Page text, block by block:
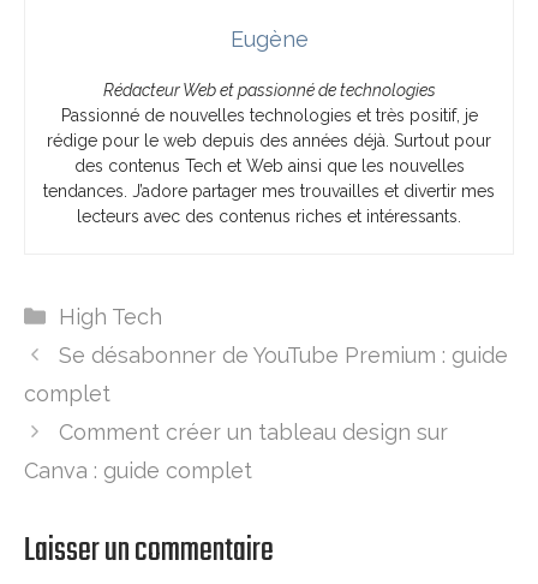
Eugène
Rédacteur Web et passionné de technologies
Passionné de nouvelles technologies et très positif, je
rédige pour le web depuis des années déjà. Surtout pour
des contenus Tech et Web ainsi que les nouvelles
tendances. J’adore partager mes trouvailles et divertir mes
lecteurs avec des contenus riches et intéressants.
Catégories
High Tech
Se désabonner de YouTube Premium : guide
complet
Comment créer un tableau design sur
Canva : guide complet
Laisser un commentaire